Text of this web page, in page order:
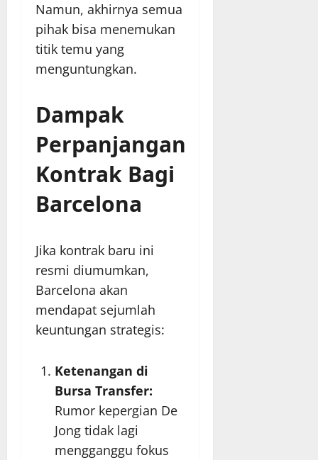
Namun, akhirnya semua
pihak bisa menemukan
titik temu yang
menguntungkan.
Dampak
Perpanjangan
Kontrak Bagi
Barcelona
Jika kontrak baru ini
resmi diumumkan,
Barcelona akan
mendapat sejumlah
keuntungan strategis:
Ketenangan di
Bursa Transfer:
Rumor kepergian De
Jong tidak lagi
mengganggu fokus